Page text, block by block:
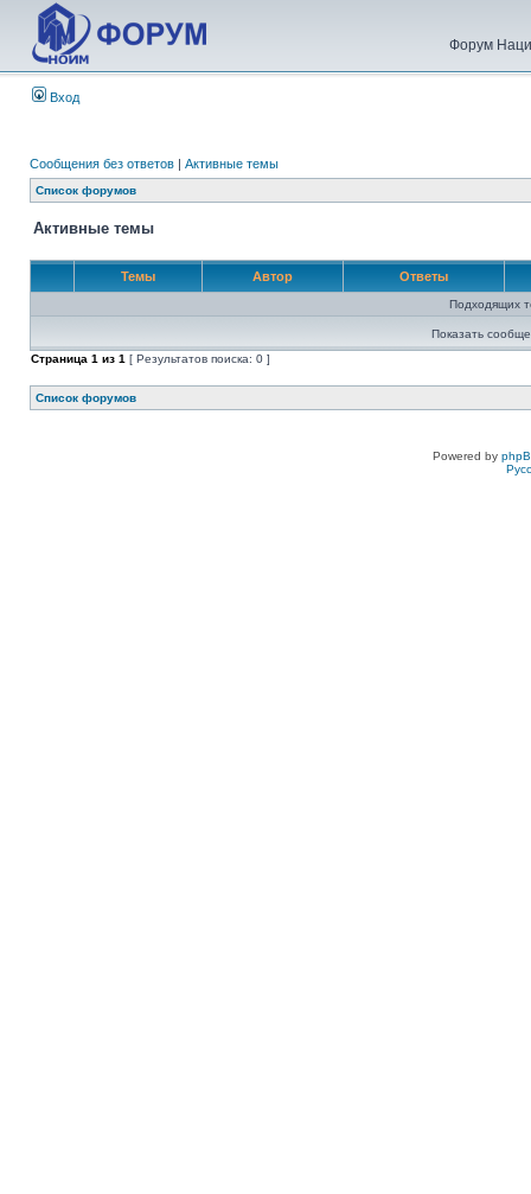
Форум
Вход
Сообщения без ответов | Активные темы
Список форумов
Активные темы
Темы Автор Ответы
Подходящих
Показать
Страница 1 из 1 [ Результатов поиска: 0 ]
Список форумов
Powered by